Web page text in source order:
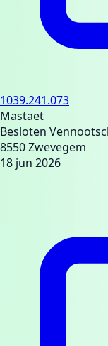
1039.241.073
Mastaet
Besloten
8550 Zwevegem
18 jun 2026